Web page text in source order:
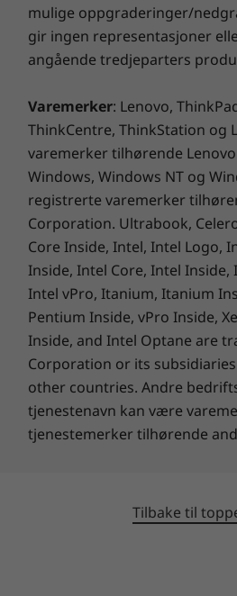
Passer overalt og ser bra
M70q er ikke stort større
enkel å bruke hvor som
bare legge den på en hylle
mulige oppgraderinger/
gir ingen representasjoner
angående tredjeparters
Varemerker: Lenovo,
ThinkCentre, ThinkStation og
varemerker tilhørende
Windows, Windows NT og
registrerte varemerker
Corporation. Ultrabook,
Core Inside, Intel, Intel Logo,
Inside, Intel Core, Intel Inside,
Intel vPro, Itanium, Itanium
Pentium Inside, vPro Inside,
Inside, and Intel Optane are
Corporation or its
other countries. Andre
tjenestenavn kan være
tjenestemerker tilhørende
Tilbake til